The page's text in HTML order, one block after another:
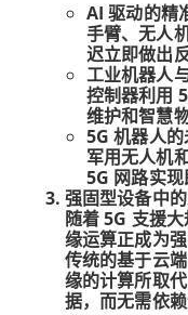
AI 驱动的精
手臂、无人
迟立即做出
工业机器人
控制器利用
维护和智慧
5G 机器人的
军用无人机
5G 网路实现
强固型设备中
随着 5G 支援
缘运算正成为
传统的基于云
缘的计算所取
据，而无需依赖